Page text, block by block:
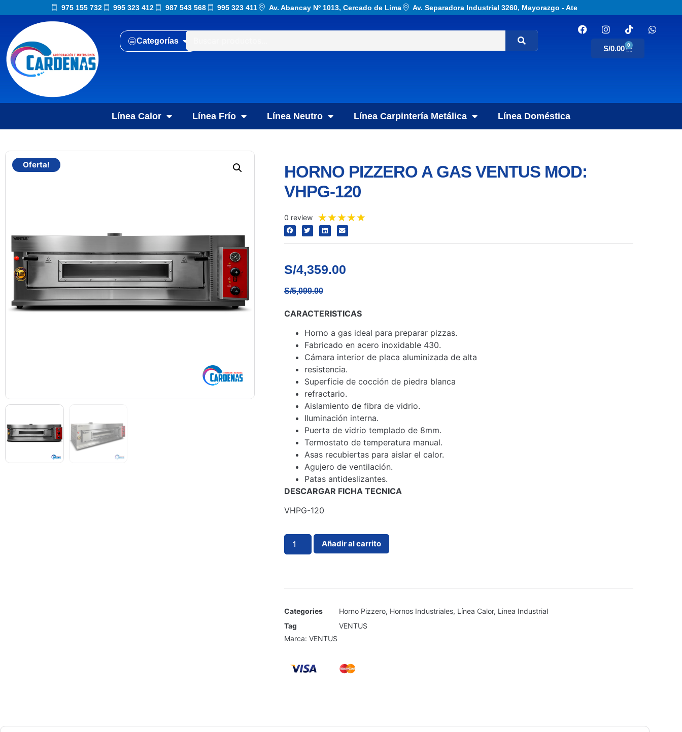
975 155 732 995 323 412 987 543 568 995 323 411 Av. Abancay Nº 1013, Cercado de Lima Av. Separadora Industrial 3260, Mayorazgo - Ate
Categorías
S/0.00 0
Línea Calor Línea Frío Línea Neutro Línea Carpintería Metálica Línea Doméstica
Oferta!
HORNO PIZZERO A GAS VENTUS MOD:
VHPG-120
0 review ★★★★★
S/4,359.00
S/5,099.00
CARACTERISTICAS
Horno a gas ideal para preparar pizzas.
Fabricado en acero inoxidable 430.
Cámara interior de placa aluminizada de alta
resistencia.
Superficie de cocción de piedra blanca
refractario.
Aislamiento de fibra de vidrio.
Iluminación interna.
Puerta de vidrio templado de 8mm.
Termostato de temperatura manual.
Asas recubiertas para aislar el calor.
Agujero de ventilación.
Patas antideslizantes.
DESCARGAR FICHA TECNICA
VHPG-120
Añadir al carrito
Categories Horno Pizzero, Hornos Industriales, Línea Calor, Linea Industrial
Tag
VENTUS
Marca: VENTUS